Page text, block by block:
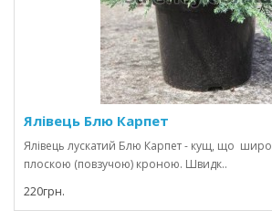
Ялівець Блю Карпет
Ялівець лускатий Блю Карпет - кущ, що
плоскою (повзучою) кроною. Швидк..
220грн.